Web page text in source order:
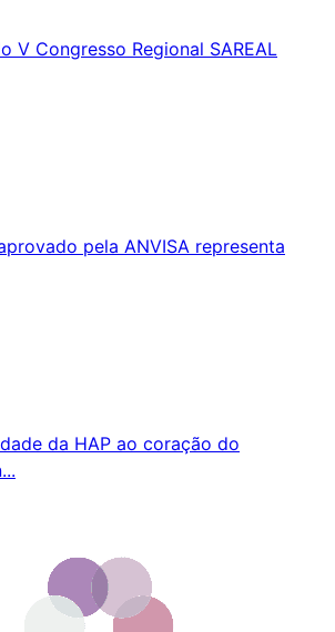
V Congresso Regional SAREAL
pela ANVISA representa
da HAP ao coração do
...